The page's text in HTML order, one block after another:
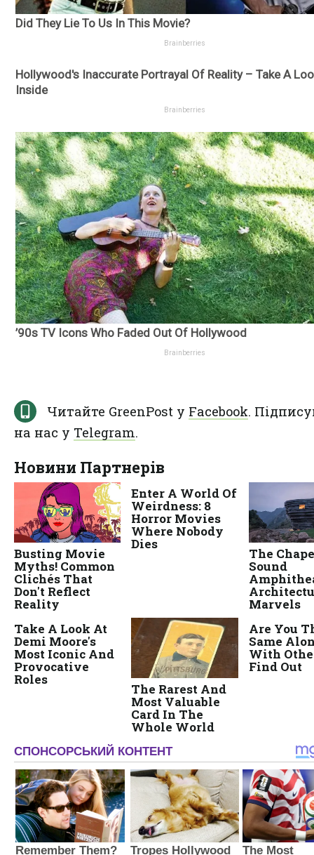
Читайте GreenPost у Facebook.
на нас у Telegram.